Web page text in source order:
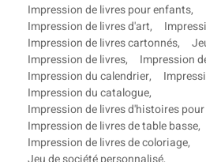
Impression de livres pour enfants,
Impression de livres d'art,
Impression de livres cartonnés,
Impression de livres, Impression
Impression du calendrier,
Impression du catalogue,
Impression de livres d'histoires
Impression de livres de table basse,
Impression de livres de coloriage,